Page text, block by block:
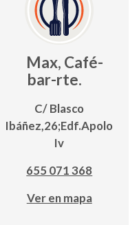
Max, Café-
bar-rte.
C/ Blasco
Ibáñez,26;Edf.Apolo
Iv
655 071 368
Ver en mapa